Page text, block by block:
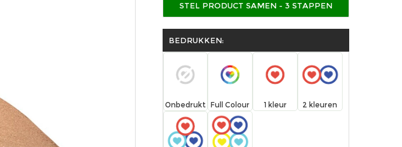
STEL PRODUCT SAMEN - 3 STAPPEN
BEDRUKKEN:
Onbedrukt Full Colour 1 kleur 2 kleuren